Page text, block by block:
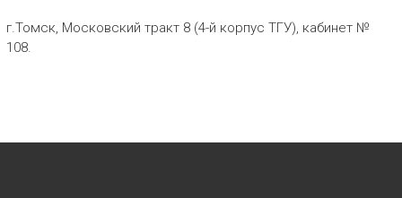
г.Томск, Московский тракт 8 (4-й корпус ТГУ), кабинет №
108.